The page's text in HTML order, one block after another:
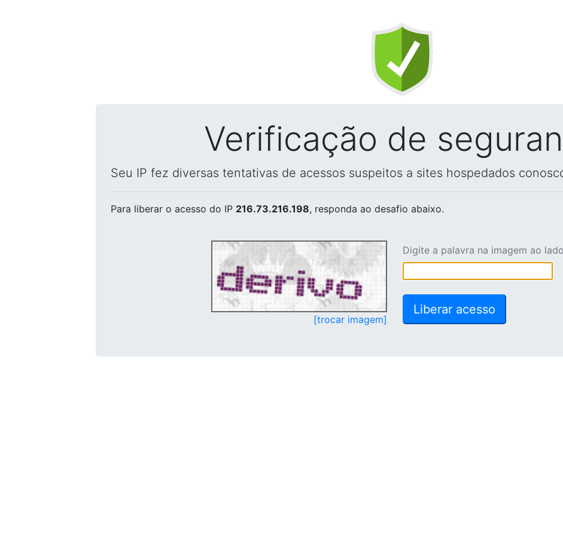
Verificação de
Seu IP fez diversas tentativas de acessos suspeitos a sites hospedados
Para liberar o acesso do IP 216.73.216.198, responda ao desafio abaixo.
[trocar imagem]
Digite a palavra na imagem ao